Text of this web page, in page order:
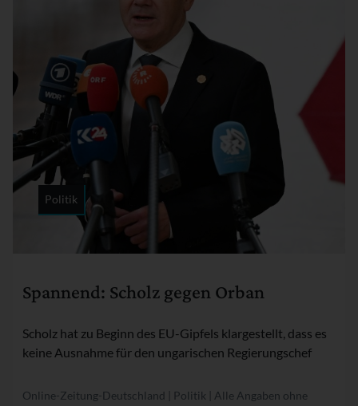
Spannend: Scholz gegen Orban
Scholz hat zu Beginn des EU-Gipfels klargestellt, dass es
keine Ausnahme für den ungarischen Regierungschef
Politik
Online-Zeitung-Deutschland | Politik | Alle Angaben ohne